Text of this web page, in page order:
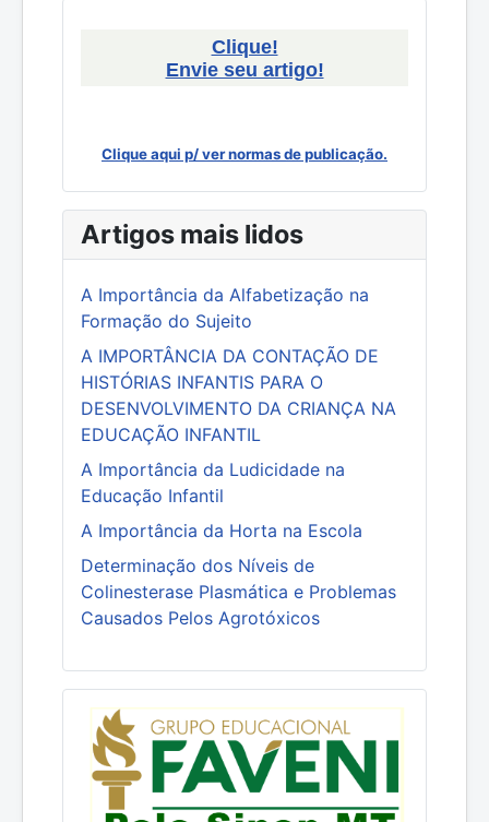
Clique!
Envie seu artigo!
Clique aqui p/ ver normas de publicação.
Artigos mais lidos
A Importância da Alfabetização na
Formação do Sujeito
A IMPORTÂNCIA DA CONTAÇÃO DE
HISTÓRIAS INFANTIS PARA O
DESENVOLVIMENTO DA CRIANÇA NA
EDUCAÇÃO INFANTIL
A Importância da Ludicidade na
Educação Infantil
A Importância da Horta na Escola
Determinação dos Níveis de
Colinesterase Plasmática e Problemas
Causados Pelos Agrotóxicos